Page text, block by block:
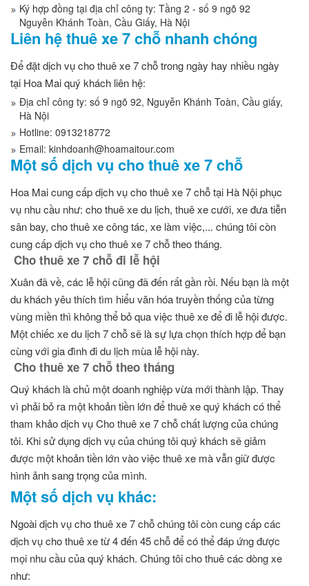
Ký hợp đồng tại địa chỉ công ty: Tầng 2 - số 9 ngõ 92
Nguyễn Khánh Toàn, Cầu Giấy, Hà Nội
Liên hệ thuê xe 7 chỗ nhanh chóng
Để đặt dịch vụ cho thuê xe 7 chỗ trong ngày hay nhiều ngày
tại Hoa Mai quý khách liên hệ:
Địa chỉ công ty: số 9 ngõ 92, Nguyễn Khánh Toàn, Cầu giấy,
Hà Nội
Hotline: 0913218772
Email: kinhdoanh@hoamaitour.com
Một số dịch vụ cho thuê xe 7 chỗ
Hoa Mai cung cấp dịch vụ cho thuê xe 7 chỗ tại Hà Nội phục
vụ nhu cầu như: cho thuê xe du lịch, thuê xe cưới, xe đưa tiễn
sân bay, cho thuê xe công tác, xe làm việc,... chúng tôi còn
cung cấp dịch vụ cho thuê xe 7 chỗ theo tháng.
Cho thuê xe 7 chỗ đi lễ hội
Xuân đã về, các lễ hội cũng đã đến rất gần rồi. Nếu bạn là một
du khách yêu thích tìm hiểu văn hóa truyền thống của từng
vùng miền thì không thể bỏ qua việc thuê xe để đi lễ hội được.
Một chiếc xe du lịch 7 chỗ sẽ là sự lựa chọn thích hợp để bạn
cùng với gia đình đi du lịch mùa lễ hội này.
Cho thuê xe 7 chỗ theo tháng
Quý khách là chủ một doanh nghiệp vừa mới thành lập. Thay
vì phải bỏ ra một khoản tiền lớn để thuê xe quý khách có thể
tham khảo dịch vụ Cho thuê xe 7 chỗ chất lượng của chúng
tôi. Khi sử dụng dịch vụ của chúng tôi quý khách sẽ giảm
được một khoản tiền lớn vào việc thuê xe mà vẫn giữ được
hình ảnh sang trọng của mình.
Một số dịch vụ khác:
Ngoài dịch vụ cho thuê xe 7 chỗ chúng tôi còn cung cấp các
dịch vụ cho thuê xe từ 4 đến 45 chỗ để có thể đáp ứng được
mọi nhu cầu của quý khách. Chúng tôi cho thuê các dòng xe
như: